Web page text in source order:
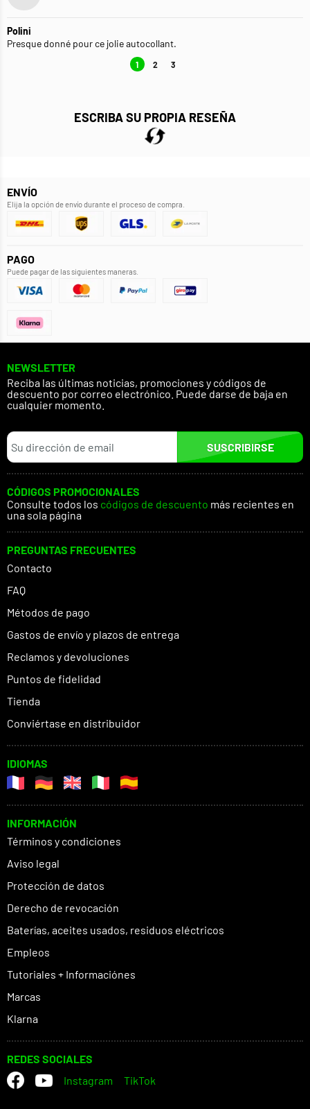
Polini
Presque donné pour ce jolie autocollant.
1 2 3
ESCRIBA SU PROPIA RESEÑA
ENVÍO
Elija la opción de envío durante el proceso de compra.
PAGO
Puede pagar de las siguientes maneras.
NEWSLETTER
Reciba las últimas noticias, promociones y códigos de
descuento por correo electrónico. Puede darse de baja en
cualquier momento.
SUSCRIBIRSE
CÓDIGOS PROMOCIONALES
Consulte todos los códigos de descuento más recientes en
una sola página
PREGUNTAS FRECUENTES
Contacto
FAQ
Métodos de pago
Gastos de envío y plazos de entrega
Reclamos y devoluciones
Puntos de fidelidad
Tienda
Conviértase en distribuidor
IDIOMAS
INFORMACIÓN
Términos y condiciones
Aviso legal
Protección de datos
Derecho de revocación
Baterías, aceites usados, residuos eléctricos
Empleos
Tutoriales + Informaciónes
Marcas
Klarna
REDES SOCIALES
Instagram
TikTok